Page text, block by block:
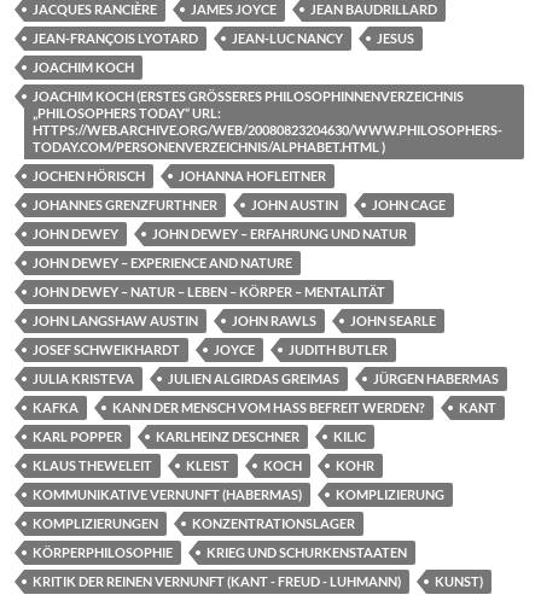
JACQUES RANCIÈRE
JAMES JOYCE
JEAN BAUDRILLARD
JEAN-FRANÇOIS LYOTARD
JEAN-LUC NANCY
JESUS
JOACHIM KOCH
JOACHIM KOCH (ERSTES GRÖSSERES PHILOSOPHINNENVERZEICHNIS „
PHILOSOPHERS TODAY“ URL: H
TTPS://WEB.ARCHIVE.ORG/WEB/20080823204630/WWW.PHILOSOPHERS-T
ODAY.COM/PERSONENVERZEICHNIS/ALPHABET.HTML )
JOCHEN HÖRISCH
JOHANNA HOFLEITNER
JOHANNES GRENZFURTHNER
JOHN AUSTIN
JOHN CAGE
JOHN DEWEY
JOHN DEWEY – ERFAHRUNG UND NATUR
JOHN DEWEY – EXPERIENCE AND NATURE
JOHN DEWEY – NATUR – LEBEN – KÖRPER – MENTALITÄT
JOHN LANGSHAW AUSTIN
JOHN RAWLS
JOHN SEARLE
JOSEF SCHWEIKHARDT
JOYCE
JUDITH BUTLER
JULIA KRISTEVA
JULIEN ALGIRDAS GREIMAS
JÜRGEN HABERMAS
KAFKA
KANN DER MENSCH VOM HASS BEFREIT WERDEN?
KANT
KARL POPPER
KARLHEINZ DESCHNER
KILIC
KLAUS THEWELEIT
KLEIST KOCH
KOHR
KOMMUNIKATIVE VERNUNFT (HABERMAS)
KOMPLIZIERUNG
KOMPLIZIERUNGEN
KONZENTRATIONSLAGER
KÖRPERPHILOSOPHIE
KRIEG UND SCHURKENSTAATEN
KRITIK DER REINEN VERNUNFT (KANT - FREUD - LUHMANN)
KUNST)